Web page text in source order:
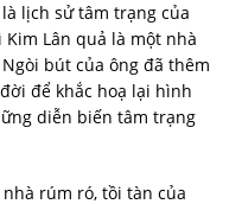
lịch sử tâm trạng của
Lân quả là một nhà
bút của ông đã thêm
để khắc hoạ lại hình
diễn biến tâm trạng
rúm ró, tồi tàn của